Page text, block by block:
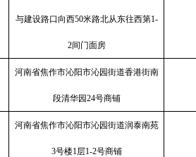
与建设路口向西50米路北从东往西第1-
2间门面房
河南省焦作市沁阳市沁园街道香港街南
段清华园24号商铺
河南省焦作市沁阳市沁园街道润泰南苑
3号楼1层1-2号商铺